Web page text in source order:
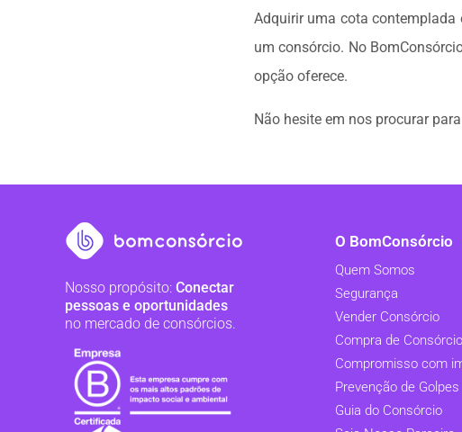
Adquirir uma cota
um consórcio. No
opção oferece.
Não hesite em nos procurar
Nosso propósito: Conectar
pessoas e oportunidades
no mercado de consórcios.
O BomConsórcio
Quem Somos
Segurança
Vender Consórcio
Compra de Consórcio
Compromisso com
Prevenção de Golpes
Guia do Consórcio